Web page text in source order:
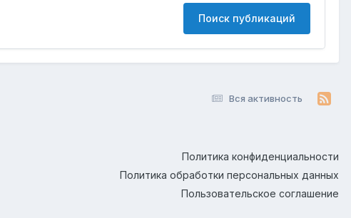
Поиск публикаций
Вся активность
Политика конфиденциальности
Политика обработки персональных данных
Пользовательское соглашение